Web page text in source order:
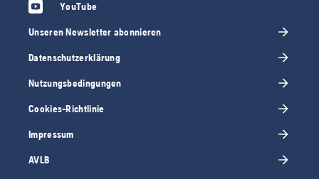
YouTube
Unseren Newsletter abonnieren
Datenschutzerklärung
Nutzungsbedingungen
Cookies-Richtlinie
Impressum
AVLB